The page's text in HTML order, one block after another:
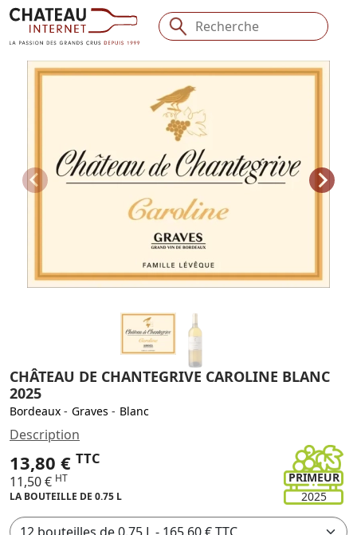
CHÂTEAU DE CHANTEGRIVE CAROLINE BLANC
2025
Bordeaux - Graves - Blanc
PRIMEUR
2025
Description
13,80 € TTC
11,50 € HT
LA BOUTEILLE DE 0.75 L